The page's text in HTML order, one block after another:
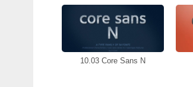
10.03 Core Sans N